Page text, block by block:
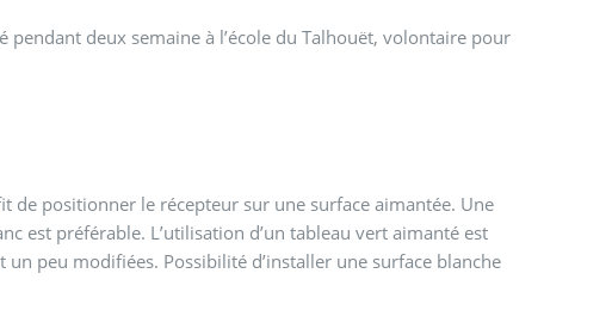
pendant deux semaine à l’école du Talhouët, volontaire pour
de positionner le récepteur sur une surface aimantée. Une
est préférable. L’utilisation d’un tableau vert aimanté est
peu modifiées. Possibilité d’installer une surface blanche